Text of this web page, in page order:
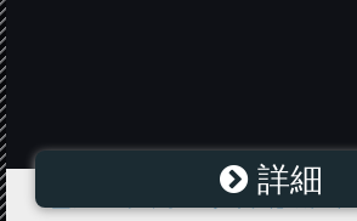
L型アコーディオンDタイプ花のみ1本
詳細